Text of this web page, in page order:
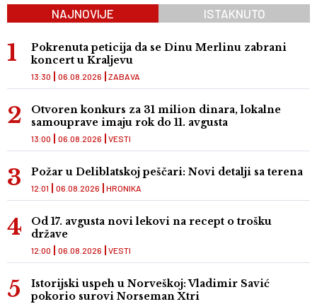
NAJNOVIJE ISTAKNUTO
Pokrenuta peticija da se Dinu Merlinu zabrani
koncert u Kraljevu
ZABAVA
13:30 06.08.2026
Otvoren konkurs za 31 milion dinara, lokalne
samouprave imaju rok do 11. avgusta
VESTI
13:00 06.08.2026
Požar u Deliblatskoj peščari: Novi detalji sa terena
HRONIKA
12:01 06.08.2026
Od 17. avgusta novi lekovi na recept o trošku
države
VESTI
12:00 06.08.2026
Istorijski uspeh u Norveškoj: Vladimir Savić
pokorio surovi Norseman Xtri